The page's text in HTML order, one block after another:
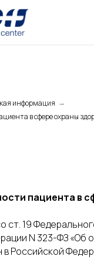
информация →
в сфере охраны
пациента в
ст. 19
N 323-ФЗ «Об
в Российской